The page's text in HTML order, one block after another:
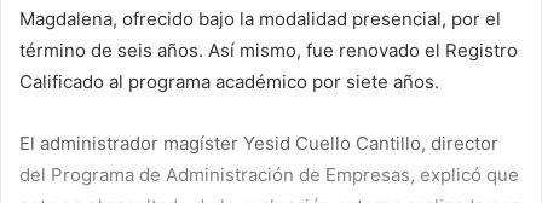
Magdalena, ofrecido bajo la modalidad presencial, por el
término de seis años. Así mismo, fue renovado el Registro
Calificado al programa académico por siete años.
El administrador magíster Yesid Cuello Cantillo, director
del Programa de Administración de Empresas, explicó que